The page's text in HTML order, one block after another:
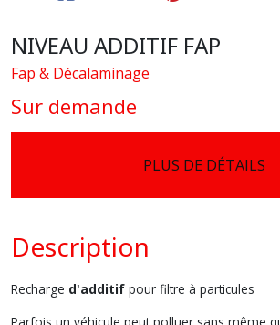
NIVEAU ADDITIF FAP
Fap & Décalaminage
Sur demande
PLUS DE DÉTAILS
Description
Recharge d'additif pour filtre à particules